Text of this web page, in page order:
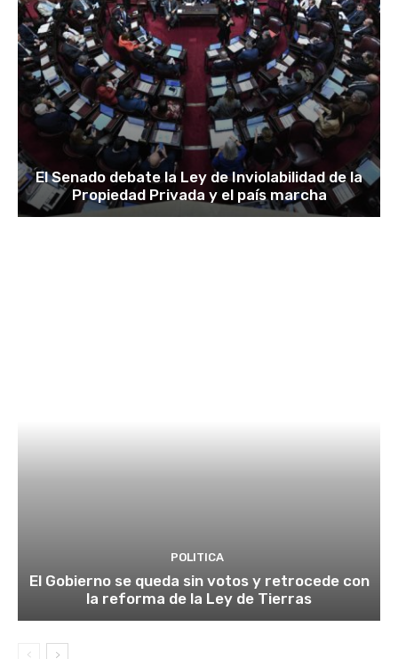
El Senado debate la Ley de Inviolabilidad de la
Propiedad Privada y el país marcha
POLITICA
El Gobierno se queda sin votos y retrocede con
la reforma de la Ley de Tierras